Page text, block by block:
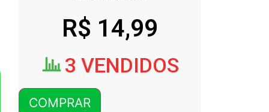
R$ 14,99
3 VENDIDOS
COMPRAR